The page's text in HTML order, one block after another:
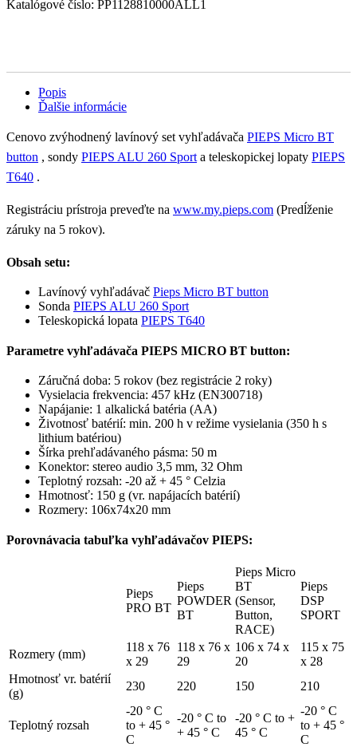
Katalógové číslo: PP1128810000ALL1
Popis
Ďalšie informácie
Cenovo zvýhodnený lavínový set vyhľadávača PIEPS Micro BT
button , sondy PIEPS ALU 260 Sport a teleskopickej lopaty PIEPS
T640 .
Registráciu prístroja preveďte na www.my.pieps.com (Predĺženie
záruky na 5 rokov).
Obsah setu:
Lavínový vyhľadávač Pieps Micro BT button
Sonda PIEPS ALU 260 Sport
Teleskopická lopata PIEPS T640
Parametre vyhľadávača PIEPS MICRO BT button:
Záručná doba: 5 rokov (bez registrácie 2 roky)
Vysielacia frekvencia: 457 kHz (EN300718)
Napájanie: 1 alkalická batéria (AA)
Životnosť batérií: min. 200 h v režime vysielania (350 h s
lithium batériou)
Šírka prehľadávaného pásma: 50 m
Konektor: stereo audio 3,5 mm, 32 Ohm
Teplotný rozsah: -20 až + 45 ° Celzia
Hmotnosť: 150 g (vr. napájacích batérií)
Rozmery: 106x74x20 mm
Porovnávacia tabuľka vyhľadávačov PIEPS:
Pieps
PRO BT
Pieps
POWDER
BT
Pieps Micro
BT
(Sensor,
Button,
RACE)
Pieps
DSP
SPORT
Rozmery (mm)
118 x 76
x 29
118 x 76 x
29
106 x 74 x
20
115 x 75
x 28
Hmotnosť vr. batérií
(g)
230 220 150 210
Teplotný rozsah
-20 ° C
to + 45 °
C
-20 ° C to
+ 45 ° C
-20 ° C to +
45 ° C
-20 ° C
to + 45 °
C